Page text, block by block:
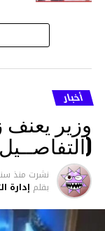
أخبار
وزير
نشرت منذ
بقلم إدارة